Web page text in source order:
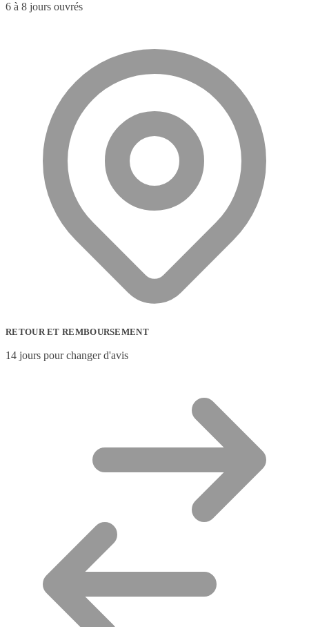
6 à 8 jours ouvrés
RETOUR ET REMBOURSEMENT
14 jours pour changer d'avis